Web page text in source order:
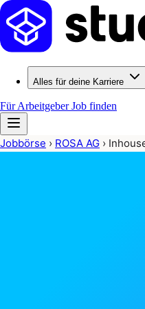
Alles für deine Karriere
Für ArbeitgeberJob finden
Jobbörse › ROSA AG ›